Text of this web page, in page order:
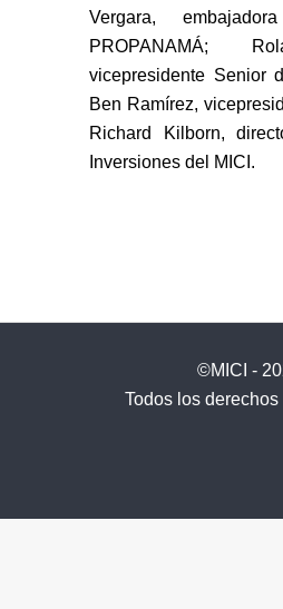
Vergara,
PROPANAMÁ;
vicepresidente Senior
Ben Ramírez,
Richard Kilborn,
Inversiones del MICI.
©MICI -
Todos los derechos